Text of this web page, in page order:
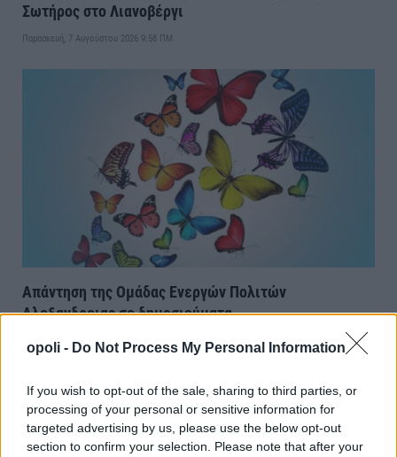
opoli - Do Not Process My Personal Information
If you wish to opt-out of the sale, sharing to third parties, or
processing of your personal or sensitive information for
targeted advertising by us, please use the below opt-out
section to confirm your selection. Please note that after your
Σωτήρος στο Λιανοβέργι
Παρασκευή, 7 Αυγούστου 2026 9:58 ΠΜ
Απάντηση της Ομάδας Ενεργών Πολιτών
Αλεξανδρειας σε δημοσιεύματα
Παρασκευή, 7 Αυγούστου 2026 8:16 ΠΜ